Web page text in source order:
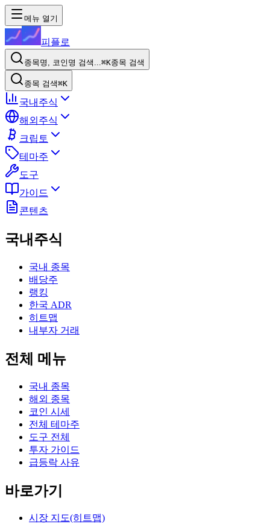
메뉴 열기
피플로
종목명, 코인명 검색...⌘K종목 검색
종목 검색⌘K
국내주식
해외주식
크립토
테마주
도구
가이드
콘텐츠
국내주식
국내 종목
배당주
랭킹
한국 ADR
히트맵
내부자 거래
전체 메뉴
국내 종목
해외 종목
코인 시세
전체 테마주
도구 전체
투자 가이드
급등락 사유
바로가기
시장 지도(히트맵)